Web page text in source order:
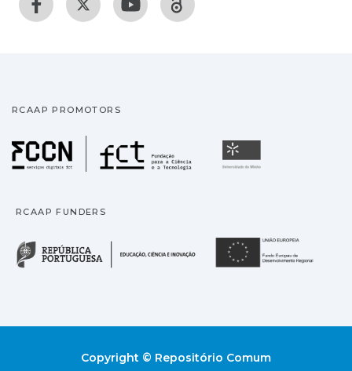
RCAAP PROMOTORS
Fundação para a
RCAAP FUNDERS
República Portuguesa
Copyright © Repositório Comum